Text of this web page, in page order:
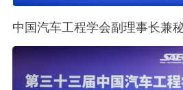
中国汽车工程学会副理事长兼